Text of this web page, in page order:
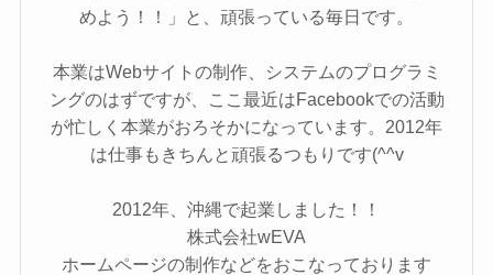
めよう！！」と、頑張っている毎日です。
本業はWebサイトの制作、システムのプログラミ
ングのはずですが、ここ最近はFacebookでの活動
が忙しく本業がおろそかになっています。2012年
は仕事もきちんと頑張るつもりです(^^v
2012年、沖縄で起業しました！！
株式会社wEVA
ホームページの制作などをおこなっております